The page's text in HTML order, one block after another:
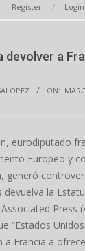
Register Login
devolver a
ON:
eurodiputado
Europeo y
generó
devuelva la
Press
“Estados
a Francia a